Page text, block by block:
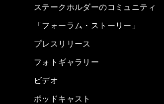
ステークホルダーのコミュニティ
「フォーラム・ストーリー」
プレスリリース
フォトギャラリー
ビデオ
ポッドキャスト